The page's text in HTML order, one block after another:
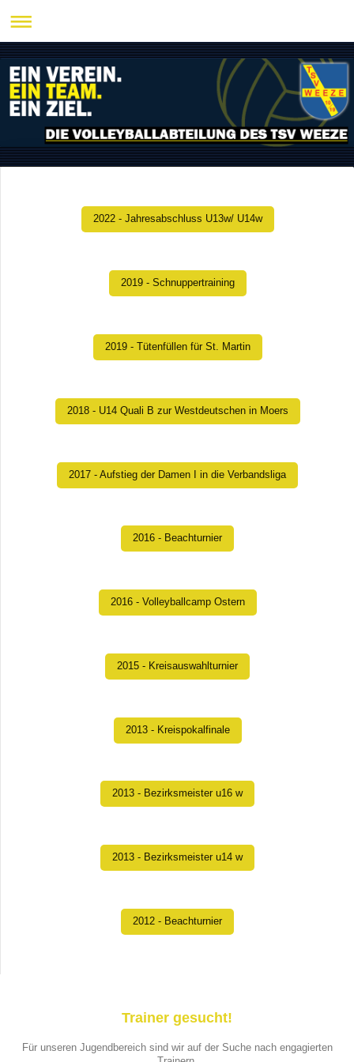
2022 - Jahresabschluss U13w/ U14w
2019 - Schnuppertraining
2019 - Tütenfüllen für St. Martin
2018 - U14 Quali B zur Westdeutschen in Moers
2017 - Aufstieg der Damen I in die Verbandsliga
2016 - Beachturnier
2016 - Volleyballcamp Ostern
2015 - Kreisauswahlturnier
2013 - Kreispokalfinale
2013 - Bezirksmeister u16 w
2013 - Bezirksmeister u14 w
2012 - Beachturnier
Trainer gesucht!
Für unseren Jugendbereich sind wir auf der Suche nach engagierten